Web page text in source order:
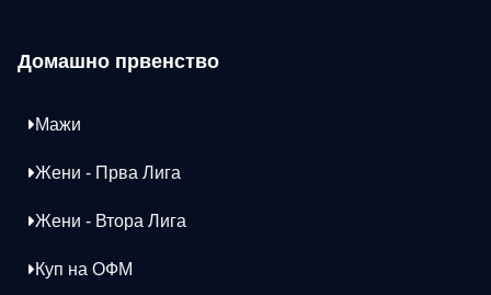
Домашно првенство
Мажи
Жени - Прва Лига
Жени - Втора Лига
Куп на ОФМ